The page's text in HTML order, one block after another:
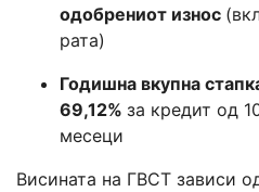
одобрениот износ
рата)
Годишна вкупна
69,12% за кредит од
месеци
Висината на ГВСТ зависи